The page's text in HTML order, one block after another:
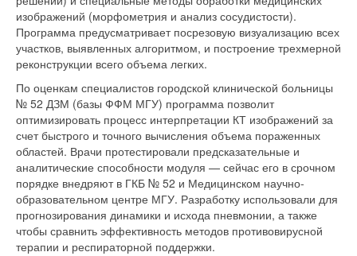
изображений (морфометрия и анализ сосудистости).
Программа предусматривает посрезовую визуализацию всех
участков, выявленных алгоритмом, и построение трехмерной
реконструкции всего объема легких.
По оценкам специалистов городской клинической больницы
№ 52 ДЗМ (базы ФФМ МГУ) программа позволит
оптимизировать процесс интерпретации КТ изображений за
счет быстрого и точного вычисления объема пораженных
областей. Врачи протестировали предсказательные и
аналитические способности модуля — сейчас его в срочном
порядке внедряют в ГКБ № 52 и Медицинском научно-
образовательном центре МГУ. Разработку использовали для
прогнозирования динамики и исхода пневмонии, а также
чтобы сравнить эффективность методов противовирусной
терапии и респираторной поддержки.